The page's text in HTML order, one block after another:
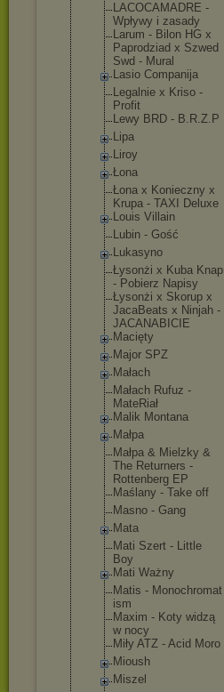
LACOCAMADRE -
Wpływy i zasady
Larum - Bilon HG x
Paprodziad x Szwed
Swd - Mural
Lasio Companija
Legalnie x Kriso -
Profit
Lewy BRD - B.R.Z.P
Lipa
Liroy
Łona
Łona x Konieczny x
Krupa - TAXI Deluxe
Louis Villain
Lubin - Gość
Lukasyno
Łysonżi x Kuba Knap
- Pobierz Napisy
Łysonżi x Skorup x
JacaBeats x Ninjah -
JACANABICIE
Macięty
Major SPZ
Małach
Małach Rufuz -
MateRiał
Malik Montana
Małpa
Małpa & Mielzky &
The Returners -
Rottenberg EP
Maślany - Take off
Masno - Gang
Mata
Mati Szert - Little
Boy
Mati Ważny
Matis - Monochromat
ism
Maxim - Koty widzą
w nocy
Miły ATZ - Acid Moro
Mioush
Miszel